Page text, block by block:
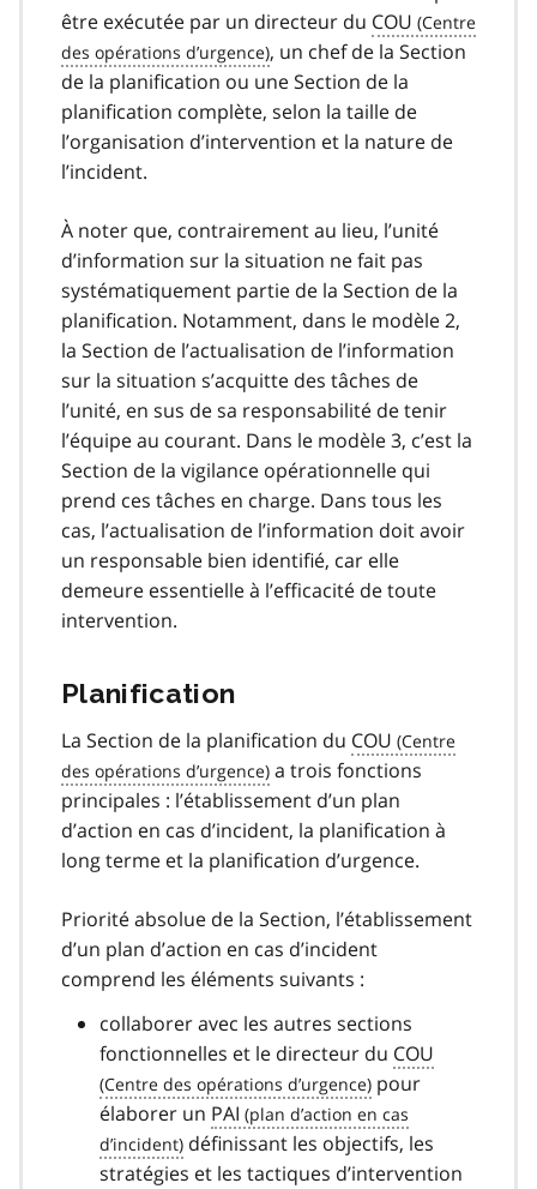
être exécutée par un directeur du COU
, un chef de la Section
de la planification ou une Section de la
planification complète, selon la taille de
l’organisation d’intervention et la nature de
l’incident.
À noter que, contrairement au lieu, l’unité
d’information sur la situation ne fait pas
systématiquement partie de la Section de la
planification. Notamment, dans le modèle 2,
la Section de l’actualisation de l’information
sur la situation s’acquitte des tâches de
l’unité, en sus de sa responsabilité de tenir
l’équipe au courant. Dans le modèle 3, c’est la
Section de la vigilance opérationnelle qui
prend ces tâches en charge. Dans tous les
cas, l’actualisation de l’information doit avoir
un responsable bien identifié, car elle
demeure essentielle à l’efficacité de toute
intervention.
Planification
La Section de la planification du COU
a trois fonctions
principales : l’établissement d’un plan
d’action en cas d’incident, la planification à
long terme et la planification d’urgence.
Priorité absolue de la Section, l’établissement
d’un plan d’action en cas d’incident
comprend les éléments suivants :
collaborer avec les autres sections
fonctionnelles et le directeur du COU
pour
élaborer un PAI
définissant les objectifs, les
stratégies et les tactiques d’intervention